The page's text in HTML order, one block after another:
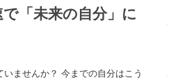
で「未来の自分」に
ませんか？ 今までの自分はこう